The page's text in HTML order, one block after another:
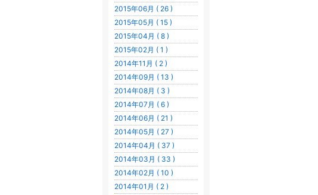
2015年06月 ( 26 )
2015年05月 ( 15 )
2015年04月 ( 8 )
2015年02月 ( 1 )
2014年11月 ( 2 )
2014年09月 ( 13 )
2014年08月 ( 3 )
2014年07月 ( 6 )
2014年06月 ( 21 )
2014年05月 ( 27 )
2014年04月 ( 37 )
2014年03月 ( 33 )
2014年02月 ( 10 )
2014年01月 ( 2 )